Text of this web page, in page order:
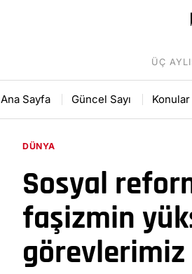
ÜÇ
Ana Sayfa Güncel Sayı Konular
DÜNYA
Sosyal
faşizmin
görevlerimiz